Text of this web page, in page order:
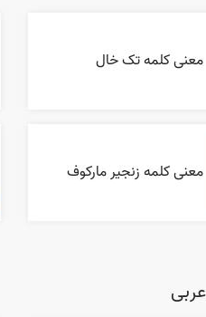
معنی کلمه تک خال
معنی کلمه زنجیر مارکوف